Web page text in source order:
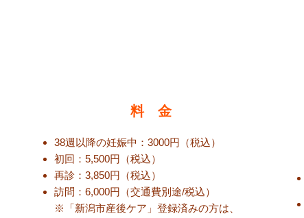
料 金
38週以降の妊娠中：3000円（税込）
初回：5,500円（税込）
再診：3,850円（税込）
訪問：6,000円（交通費別途/税込）
※「新潟市産後ケア」登録済みの方は、